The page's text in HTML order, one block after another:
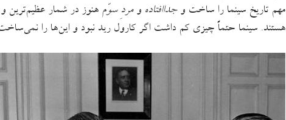
مهم تاریخ سینما را ساخت وجداافتاده ومردِ سوّم هنوز در شمار عظیم‌ترین
هستند. سینما حتماً چیزی کم داشت اگر کارول رید نبود و این‌ها را